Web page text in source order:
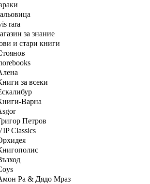
rara
за знание
и стари книги
за всеки
Варна
Петров
Classics
Ра & Дядо Мраз